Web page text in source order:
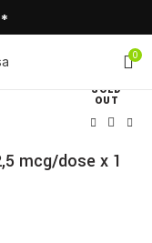
0
SOLD
OUT
mcg/dose x 1